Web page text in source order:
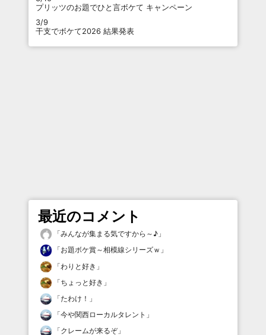
プリッツのお題でひと言ボケて キャンペーン
3/9
干支でボケて2026 結果発表
最近のコメント
「みんなが集まる気ですから～♪ 」
「お題ボケ賞～相模線シリーズｗ 」
「わりと好き 」
「ちょっと好き 」
「たわけ！ 」
「今や関西ローカルタレント 」
「クレームが来るぞ」